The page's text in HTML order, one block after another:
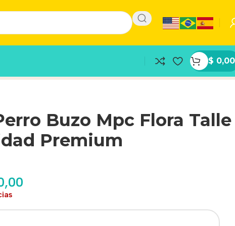
$ 0,00
Buzo Mpc Flora Talle
Premium